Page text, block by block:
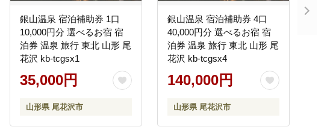
銀山温泉 宿泊補助券 1口
10,000円分 選べるお宿 宿
泊券 温泉 旅行 東北 山形 尾
花沢 kb-tcgsx1
35,000円
山形県 尾花沢市
銀山温泉 宿泊補助券 4口
40,000円分 選べるお宿 宿
泊券 温泉 旅行 東北 山形 尾
花沢 kb-tcgsx4
140,000円
山形県 尾花沢市